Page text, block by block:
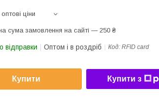
ціни
сума замовлення на сайті — 250 ₴
відправки Оптом і в роздріб Код: RFID card
Купити Купити з